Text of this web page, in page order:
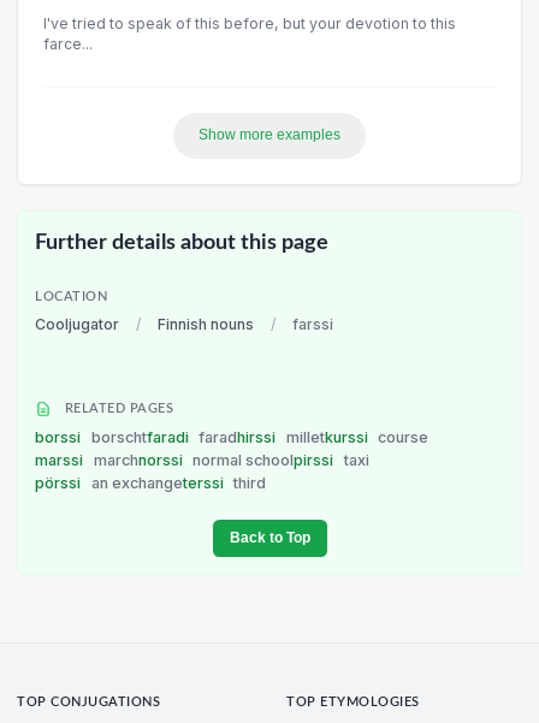
I've tried to speak of this before, but your devotion to this
farce...
Show more examples
Further details about this page
LOCATION
Cooljugator / Finnish nouns / farssi
RELATED PAGES
borssi borschtfaradi faradhirssi milletkurssi
course
marssi
marchnorssi normal schoolpirssi
taxi
pörssi
an exchangeterssi third
Back to Top
TOP CONJUGATIONS TOP ETYMOLOGIES